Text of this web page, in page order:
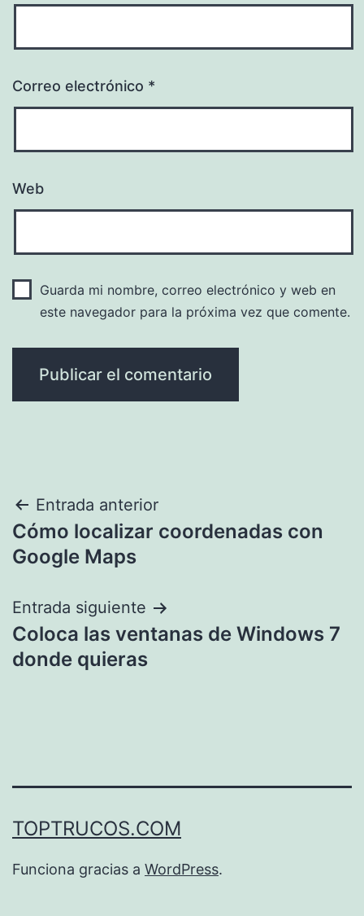
Correo electrónico *
Web
Guarda mi nombre, correo electrónico y web en
este navegador para la próxima vez que comente.
Navegación
de
Entrada anterior
Cómo localizar coordenadas con
Google Maps
Entrada siguiente
Coloca las ventanas de Windows 7
donde quieras
TOPTRUCOS.COM
Funciona gracias a WordPress.